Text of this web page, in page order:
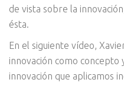
de vista sobre la
ésta.
En el siguiente vídeo,
innovación como concepto
innovación que aplicamos